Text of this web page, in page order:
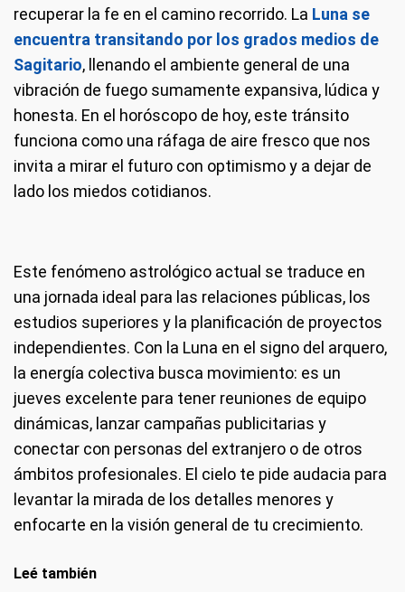
recuperar la fe en el camino recorrido. La Luna se
encuentra transitando por los grados medios de
Sagitario, llenando el ambiente general de una
vibración de fuego sumamente expansiva, lúdica y
honesta. En el horóscopo de hoy, este tránsito
funciona como una ráfaga de aire fresco que nos
invita a mirar el futuro con optimismo y a dejar de
lado los miedos cotidianos.
Este fenómeno astrológico actual se traduce en
una jornada ideal para las relaciones públicas, los
estudios superiores y la planificación de proyectos
independientes. Con la Luna en el signo del arquero,
la energía colectiva busca movimiento: es un
jueves excelente para tener reuniones de equipo
dinámicas, lanzar campañas publicitarias y
conectar con personas del extranjero o de otros
ámbitos profesionales. El cielo te pide audacia para
levantar la mirada de los detalles menores y
enfocarte en la visión general de tu crecimiento.
Leé también